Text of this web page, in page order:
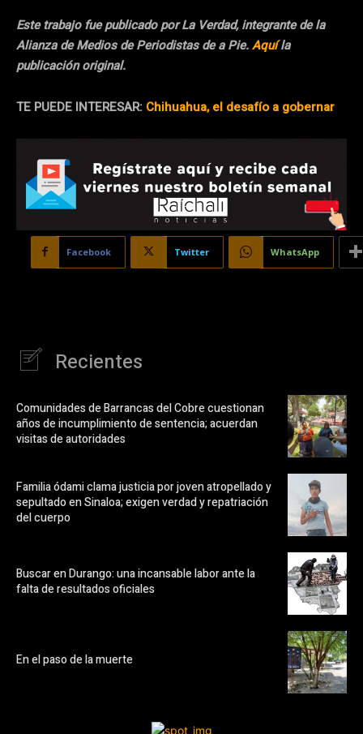
Este trabajo fue publicado por La Verdad, integrante de la
Alianza de Medios de Periodistas de a Pie.Aquíla
publicación original.
TE PUEDE INTERESAR: Chihuahua, el desafío a gobernar
Facebook Twitter WhatsApp
Recientes
Comunidades de Barrancas del Cobre cuestionan
años de incumplimiento de sentencia; acuerdan
visitas de autoridades
Familia ódami clama justicia por joven atropellado y
sepultado en Sinaloa; exigen verdad y repatriación
del cuerpo
Buscar en Durango: una incansable labor ante la
falta de resultados oficiales
En el paso de la muerte